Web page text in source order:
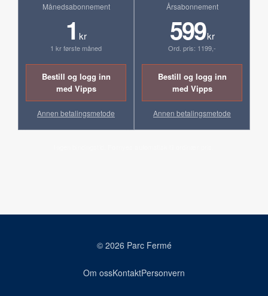
Månedsabonnement
1 kr
1 kr første måned
Bestill og logg inn
med Vipps
Annen betalingsmetode
Årsabonnement
599kr
Ord. pris: 1199,-
Bestill og logg inn
med Vipps
Annen betalingsmetode
© 2026 Parc Fermé
Om ossKontaktPersonvern